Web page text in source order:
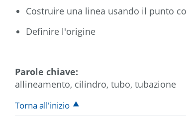
Costruire una linea usando il punto
Definire l'origine
Parole chiave:
allineamento, cilindro, tubo, tubazione
Torna all'inizio